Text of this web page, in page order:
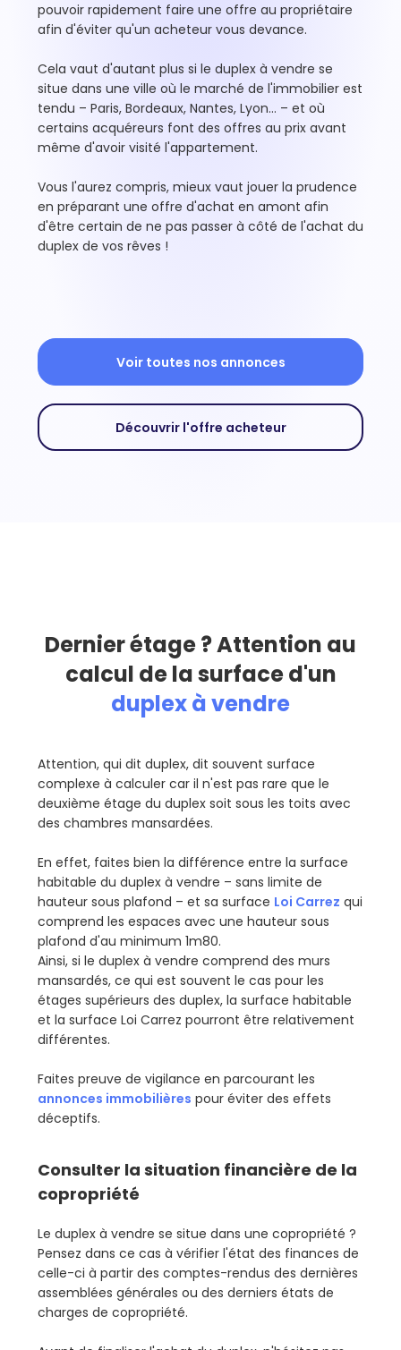
pouvoir rapidement faire une offre au propriétaire
afin d'éviter qu'un acheteur vous devance.
Cela vaut d'autant plus si le duplex à vendre se
situe dans une ville où le marché de l'immobilier est
tendu – Paris, Bordeaux, Nantes, Lyon… – et où
certains acquéreurs font des offres au prix avant
même d'avoir visité l'appartement.
Vous l'aurez compris, mieux vaut jouer la prudence
en préparant une offre d'achat en amont afin
d'être certain de ne pas passer à côté de l'achat du
duplex de vos rêves !
Voir toutes nos annonces
Découvrir l'offre acheteur
Dernier étage ? Attention au
calcul de la surface d'un
duplex à vendre
Attention, qui dit duplex, dit souvent surface
complexe à calculer car il n'est pas rare que le
deuxième étage du duplex soit sous les toits avec
des chambres mansardées.
En effet, faites bien la différence entre la surface
habitable du duplex à vendre – sans limite de
hauteur sous plafond – et sa surface Loi Carrez qui
comprend les espaces avec une hauteur sous
plafond d'au minimum 1m80.
Ainsi, si le duplex à vendre comprend des murs
mansardés, ce qui est souvent le cas pour les
étages supérieurs des duplex, la surface habitable
et la surface Loi Carrez pourront être relativement
différentes.
Faites preuve de vigilance en parcourant les
annonces immobilières pour éviter des effets
déceptifs.
Consulter la situation financière de la
copropriété
Le duplex à vendre se situe dans une copropriété ?
Pensez dans ce cas à vérifier l'état des finances de
celle-ci à partir des comptes-rendus des dernières
assemblées générales ou des derniers états de
charges de copropriété.